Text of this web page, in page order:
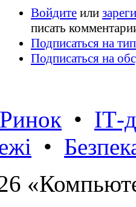
Войдите или
писать
Подписаться на
Подписаться на
Ринок • IТ-
•